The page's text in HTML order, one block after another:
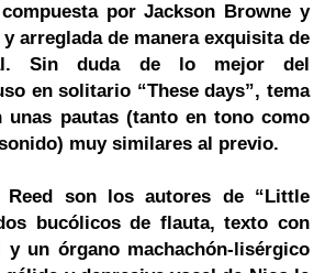
compuesta porJackson Browne y
arreglada de manera exquisita de
Sin duda de lo mejor del
en solitario “These days”, tema
unas pautas (tanto en tono como
muy similares al previo.
Reed
son los autores de “Little
bucólicos de flauta, texto con
y un órgano machachón-lisérgico